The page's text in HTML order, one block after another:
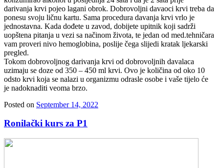
darivanja krvi pojeo lagani obrok. Dobrovoljni davaoci krvi treba da
ponesu svoju ličnu kartu. Sama procedura davanja krvi vrlo je
jednostavna. Kada dođete u zavod, dobijete upitnik koji sadrži
uopštena pitanja u vezi sa načinom života, te jedan od med.tehničara
vam proveri nivo hemoglobina, poslije čega slijedi kratak ljekarski
pregled.
Tokom dobrovoljnog darivanja krvi od dobrovoljnih davalaca
uzimaju se doze od 350 – 450 ml krvi. Ovo je količina od oko 10
odsto krvi koja se nalazi u organizmu odrasle osobe i vaše tijelo će
je nadoknaditi veoma brzo.
Posted on September 14, 2022
Ronilački kurs za P1